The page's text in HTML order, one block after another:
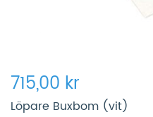
715,00 kr
Löpare Buxbom (vit)